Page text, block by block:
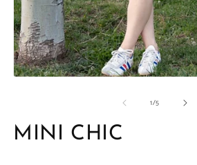
en
una
1/de
5
MINI CHIC